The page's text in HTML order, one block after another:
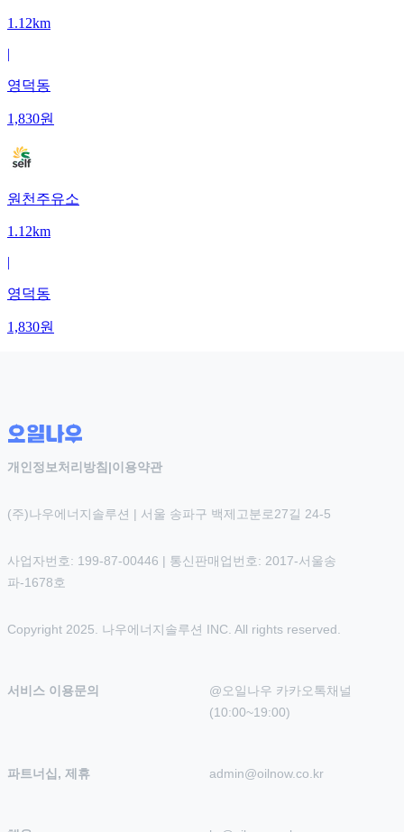
1.12km
|
영덕동
1,830원
원천주유소
1.12km
|
영덕동
1,830원
개인정보처리방침 |이용약관
(주)나우에너지솔루션 | 서울 송파구 백제고분로27길 24-5
사업자번호: 199-87-00446 | 통신판매업번호: 2017-서울송
파-1678호
Copyright 2025. 나우에너지솔루션 INC. All rights reserved.
서비스 이용문의
@오일나우 카카오톡채널
(10:00~19:00)
파트너십, 제휴 admin@oilnow.co.kr